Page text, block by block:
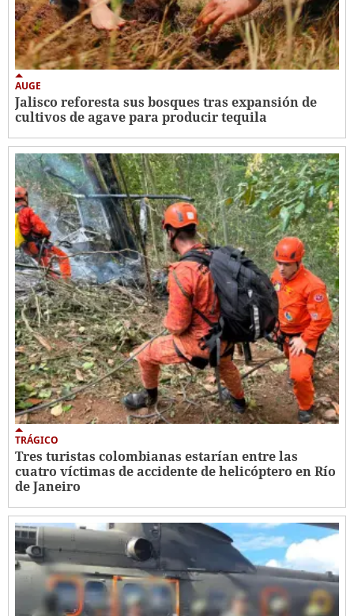
AUGE
Jalisco reforesta sus bosques tras expansión de
cultivos de agave para producir tequila
TRÁGICO
Tres turistas colombianas estarían entre las
cuatro víctimas de accidente de helicóptero en Río
de Janeiro